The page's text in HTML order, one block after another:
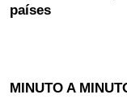
países
MINUTO A